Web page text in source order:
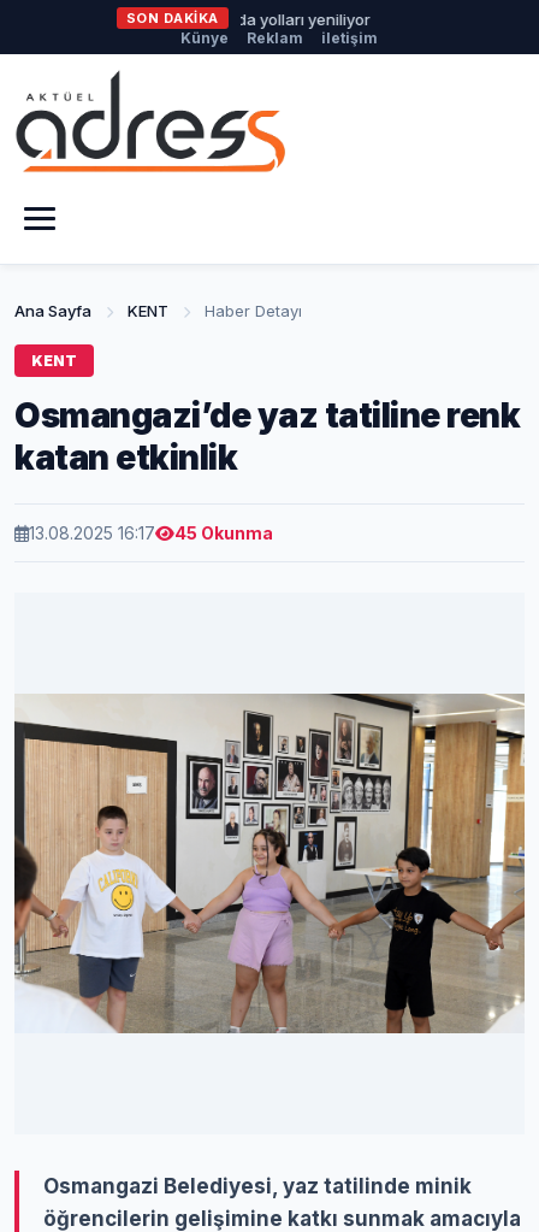
SON DAKİKA
Harmancık’ta da yolları yeniliyor
Künye Reklam iletişim
Ana Sayfa KENT Haber Detayı
KENT
Osmangazi’de yaz tatiline renk
katan etkinlik
13.08.2025 16:17 45 Okunma
Osmangazi Belediyesi, yaz tatilinde minik
öğrencilerin gelişimine katkı sunmak amacıyla